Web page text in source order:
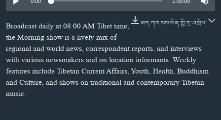
འཚོལ་
ཞིབ་
ལ་
བསྐྱོད།
དྲ་བརྙན་གསར་འགྱུར།
ཁ་བའི་མི་སྣ།
བུད་མེད་ལེ་ཚན།
དཔེ་ཀློག
ཆབ་སྲིད་བཙོན་པ་ངོ་སྤྲོད།
བགྲོ་གླེང་མདུན་ལྕོག
བསྐྱར་ཞིབ།
པོ་ཊི་ཁ་སི།
དཔེ་ཀློག
ཕ་ཡུལ་གླེང་སྟེགས།
Learning English
རྗེས་འབྲངས།
སྐད་ཡིག
ཐད་ཀར་ཕབ་ལེན་གྱི་དྲ་འབྲེལ།
Broadcast daily at 08:00 AM Tibet time,
the Morning show is a lively mix of
regional and world news, correspondent reports, and interviews
with various newsmakers and on location informants. Weekly
features include Tibetan Current Affairs, Youth, Health, Buddhism
and Culture, and shows on traditional and contemporary Tibetan
music.